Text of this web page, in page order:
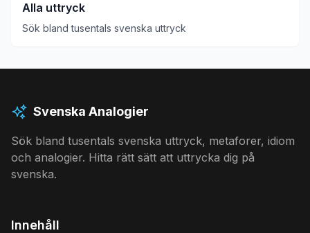
Alla uttryck
Sök bland tusentals svenska uttryck
Svenska Analogier
Sök bland tusentals svenska uttryck, metaforer, idiom
och analogier. Hitta rätt sätt att uttrycka dig på
svenska.
Innehåll